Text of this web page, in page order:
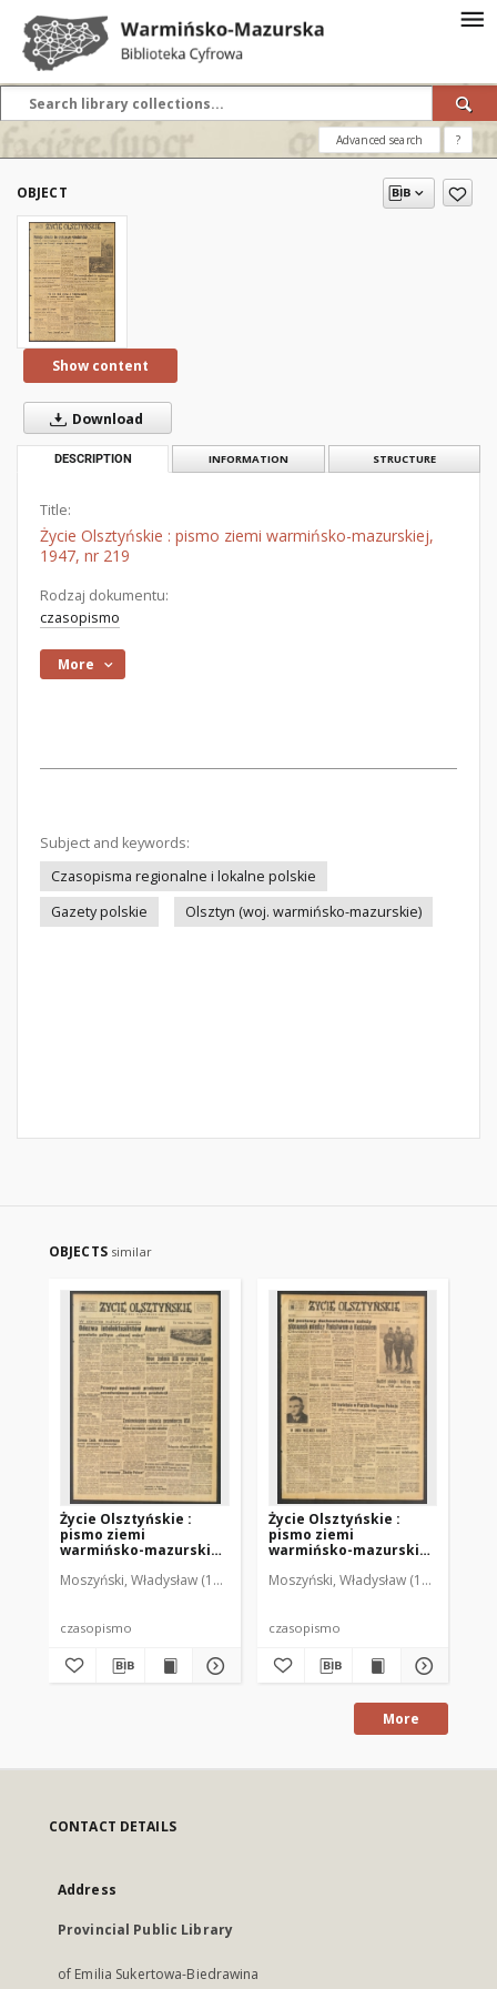
Advanced search ?
OBJECT
Show content
Download
DESCRIPTION INFORMATION STRUCTURE
Title:
Życie Olsztyńskie : pismo ziemi warmińsko-mazurskiej,
1947, nr 219
Rodzaj dokumentu:
czasopismo
More
Subject and keywords:
Czasopisma regionalne i lokalne polskie
Gazety polskie
Olsztyn (woj. warmińsko-mazurskie)
OBJECTS similar
Życie Olsztyńskie :
pismo ziemi
warmińsko-mazurskiej,
Moszyński, Władysław (1922-2001). Red. Mroczkowski, Włodzimierz
czasopismo
Życie Olsztyńskie :
pismo ziemi
warmińsko-mazurskiej,
Moszyński, Władysław (1922-2001).
czasopismo
More
CONTACT DETAILS
Address
Provincial Public Library
of Emilia Sukertowa-Biedrawina